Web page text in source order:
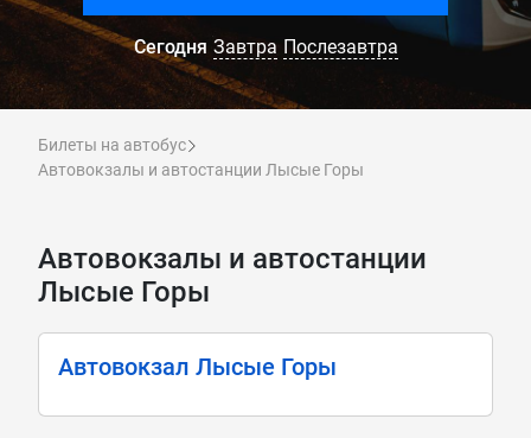
Сегодня Завтра Послезавтра
Билеты на автобус
Автовокзалы и автостанции Лысые Горы
Автовокзалы и автостанции
Лысые Горы
Автовокзал Лысые Горы